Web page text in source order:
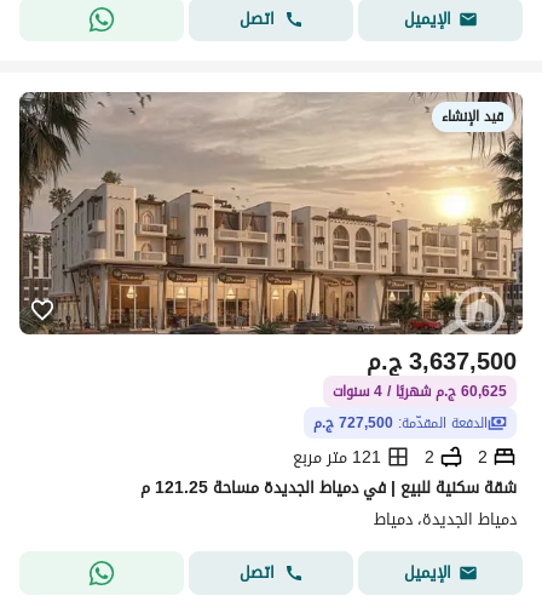
الإيميل
اتصل
قيد الإنشاء
ج.م3,637,500
60,625 ج.م شهريًا / 4 سنوات
الدفعة المقدّمة: 727,500 ج.م
2
2
121 متر مربع
شقة سكنية للبيع | في دمياط الجديدة مساحة 121.25 م
دمياط الجديدة، دمياط
الإيميل
اتصل